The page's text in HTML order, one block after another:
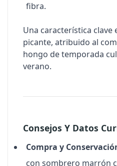
fibra.
Una característica clave
picante, atribuido al
hongo de temporada
verano.
Consejos Y Datos
Compra y
con sombrero marrón